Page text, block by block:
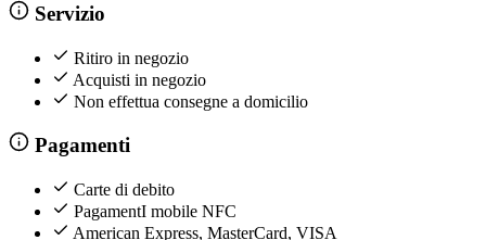
Servizio
Ritiro in negozio
Acquisti in negozio
Non effettua consegne a domicilio
Pagamenti
Carte di debito
PagamentI mobile NFC
American Express, MasterCard, VISA